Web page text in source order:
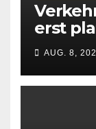
erst
AUG. 8,